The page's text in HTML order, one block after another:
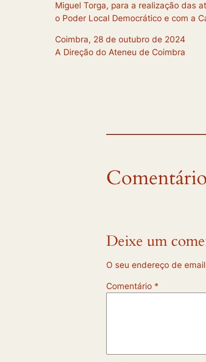
Miguel Torga, para a realização das
o Poder Local Democrático e com a
Coimbra, 28 de outubro de 2024
A Direção do Ateneu de Coimbra
Deixe um
O seu endereço de
Comentário *